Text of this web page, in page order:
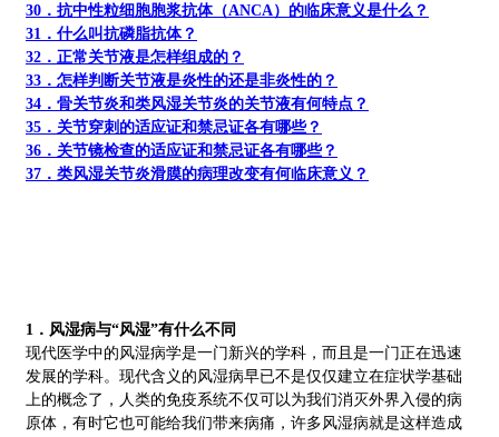
30．抗中性粒细胞胞浆抗体（ANCA）的临床意义是什么？
31．什么叫抗磷脂抗体？
32．正常关节液是怎样组成的？
33．怎样判断关节液是炎性的还是非炎性的？
34．骨关节炎和类风湿关节炎的关节液有何特点？
35．关节穿刺的适应证和禁忌证各有哪些？
36．关节镜检查的适应证和禁忌证各有哪些？
37．类风湿关节炎滑膜的病理改变有何临床意义？
1．风湿病与“风湿”有什么不同
现代医学中的风湿病学是一门新兴的学科，而且是一门正在迅速
发展的学科。现代含义的风湿病早已不是仅仅建立在症状学基础
上的概念了，人类的免疫系统不仅可以为我们消灭外界入侵的病
原体，有时它也可能给我们带来病痛，许多风湿病就是这样造成